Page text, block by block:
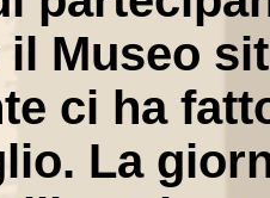
Museo
ci ha
La